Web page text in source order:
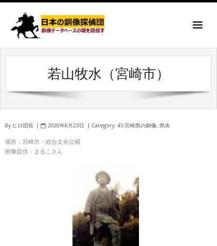
若山牧水（宮崎市）
By ヒロ団長 2020年8月23日 Category: 45.宮崎県の銅像, 県央
場所：宮崎市・総合文化公園
画像提供：まるこさん